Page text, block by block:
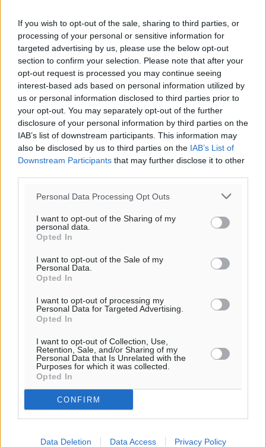
If you wish to opt-out of the sale, sharing to third parties, or
processing of your personal or sensitive information for
targeted advertising by us, please use the below opt-out
section to confirm your selection. Please note that after your
opt-out request is processed you may continue seeing
interest-based ads based on personal information utilized by
us or personal information disclosed to third parties prior to
your opt-out. You may separately opt-out of the further
disclosure of your personal information by third parties on the
IAB’s list of downstream participants. This information may
also be disclosed by us to third parties on the IAB’s List of
Downstream Participants that may further disclose it to other
Personal Data Processing Opt Outs
I want to opt-out of the Sharing of my
personal data.
Opted In
I want to opt-out of the Sale of my
Personal Data.
Opted In
I want to opt-out of processing my
Personal Data for Targeted Advertising.
Opted In
I want to opt-out of Collection, Use,
Retention, Sale, and/or Sharing of my
Personal Data that Is Unrelated with the
Purposes for which it was collected.
Opted In
CONFIRM
Data Deletion Data Access Privacy Policy